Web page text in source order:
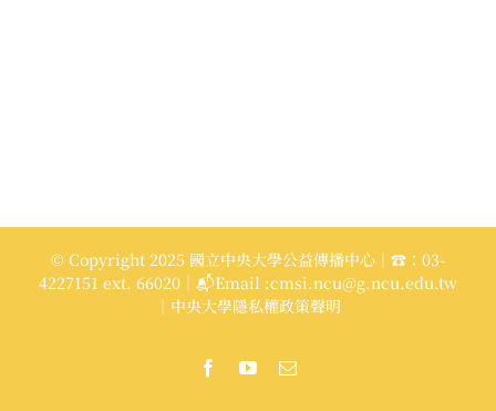
© Copyright 2025 國立中央大學公益傳播中心｜☎：03-
4227151 ext. 66020｜📬Email :cmsi.ncu@g.ncu.edu.tw
｜中央大學隱私權政策聲明
FacebookYouTubeEmail